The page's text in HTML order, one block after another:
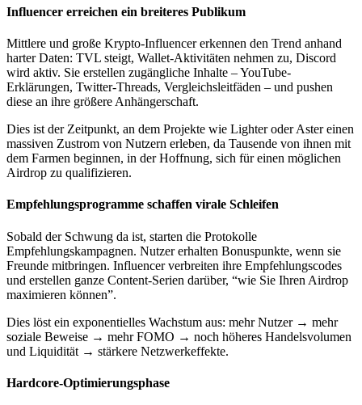
Influencer erreichen ein breiteres Publikum
Mittlere und große Krypto-Influencer erkennen den Trend anhand
harter Daten: TVL steigt, Wallet-Aktivitäten nehmen zu, Discord
wird aktiv. Sie erstellen zugängliche Inhalte – YouTube-
Erklärungen, Twitter-Threads, Vergleichsleitfäden – und pushen
diese an ihre größere Anhängerschaft.
Dies ist der Zeitpunkt, an dem Projekte wie Lighter oder Aster einen
massiven Zustrom von Nutzern erleben, da Tausende von ihnen mit
dem Farmen beginnen, in der Hoffnung, sich für einen möglichen
Airdrop zu qualifizieren.
Empfehlungsprogramme schaffen virale Schleifen
Sobald der Schwung da ist, starten die Protokolle
Empfehlungskampagnen. Nutzer erhalten Bonuspunkte, wenn sie
Freunde mitbringen. Influencer verbreiten ihre Empfehlungscodes
und erstellen ganze Content-Serien darüber, “wie Sie Ihren Airdrop
maximieren können”.
Dies löst ein exponentielles Wachstum aus: mehr Nutzer → mehr
soziale Beweise → mehr FOMO → noch höheres Handelsvolumen
und Liquidität → stärkere Netzwerkeffekte.
Hardcore-Optimierungsphase